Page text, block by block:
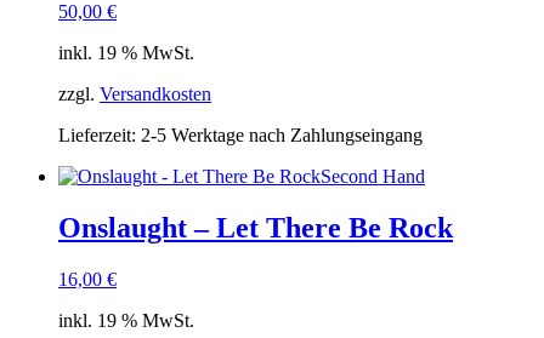
50,00 €
inkl. 19 % MwSt.
zzgl. Versandkosten
Lieferzeit: 2-5 Werktage nach Zahlungseingang
Second Hand
Onslaught – Let There Be Rock
16,00 €
inkl. 19 % MwSt.